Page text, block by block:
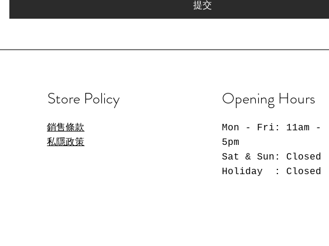
提交
Store Policy
銷售條款
私隱政策
Opening Hours
Mon - Fri: 11am -
5pm
​​Sat​ & Sun: Closed
​Holiday : Closed